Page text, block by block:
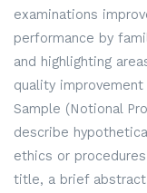
examinations
performance by
and highlighting
quality
Sample (Notional
describe
ethics or
title, a brief abstract